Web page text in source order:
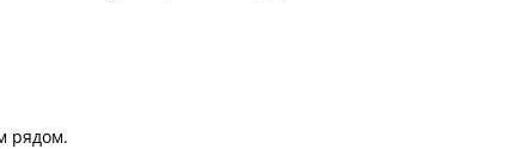
рядом.